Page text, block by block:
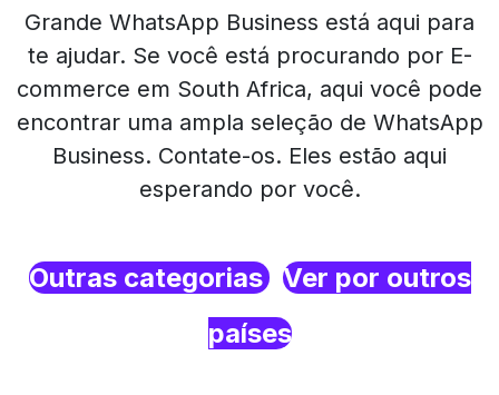
Grande WhatsApp Business está aqui para
te ajudar. Se você está procurando por E-
commerce em South Africa, aqui você pode
encontrar uma ampla seleção de WhatsApp
Business. Contate-os. Eles estão aqui
esperando por você.
Outras categorias Ver por outros
países